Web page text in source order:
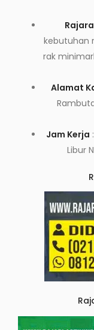
kebutuhan
rak
Alamat
Jam Kerja
Libur